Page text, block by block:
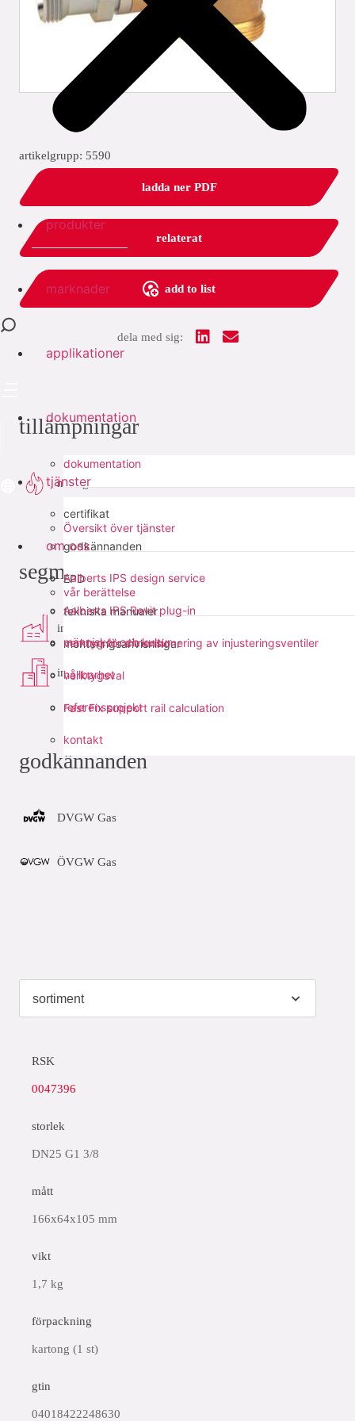
produkter
marknader
applikationer
dokumentation
dokumentation
certifikat
godkännanden
EPD
tekniska manualer
monteringsanvisningar
tjänster
Översikt över tjänster
Aalberts IPS design service
Aalberts IPS Revit plug-in
verktyg för dimensionering av injusteringsventiler
verktygsval
Fast Fix support rail calculation
om oss
vår berättelse
människor och kultur
hållbarhet
referensprojekt
kontakt
artikelgrupp: 5590
ladda ner PDF
relaterat
add to list
dela med sig:
tillämpningar
naturgas
segment
industri
infra
godkännanden
DVGW Gas
ÖVGW Gas
RSK
0047396
storlek
DN25 G1 3/8
mått
166x64x105 mm
vikt
1,7 kg
förpackning
kartong (1 st)
gtin
04018422248630